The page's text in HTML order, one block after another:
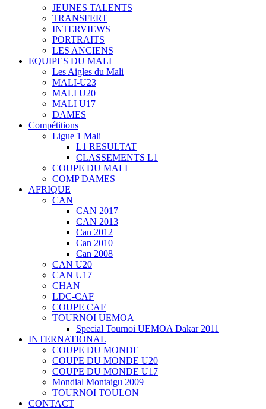
JEUNES TALENTS
TRANSFERT
INTERVIEWS
PORTRAITS
LES ANCIENS
EQUIPES DU MALI
Les Aigles du Mali
MALI-U23
MALI U20
MALI U17
DAMES
Compétitions
Ligue 1 Mali
L1 RESULTAT
CLASSEMENTS L1
COUPE DU MALI
COMP DAMES
AFRIQUE
CAN
CAN 2017
CAN 2013
Can 2012
Can 2010
Can 2008
CAN U20
CAN U17
CHAN
LDC-CAF
COUPE CAF
TOURNOI UEMOA
Special Tournoi UEMOA Dakar 2011
INTERNATIONAL
COUPE DU MONDE
COUPE DU MONDE U20
COUPE DU MONDE U17
Mondial Montaigu 2009
TOURNOI TOULON
CONTACT